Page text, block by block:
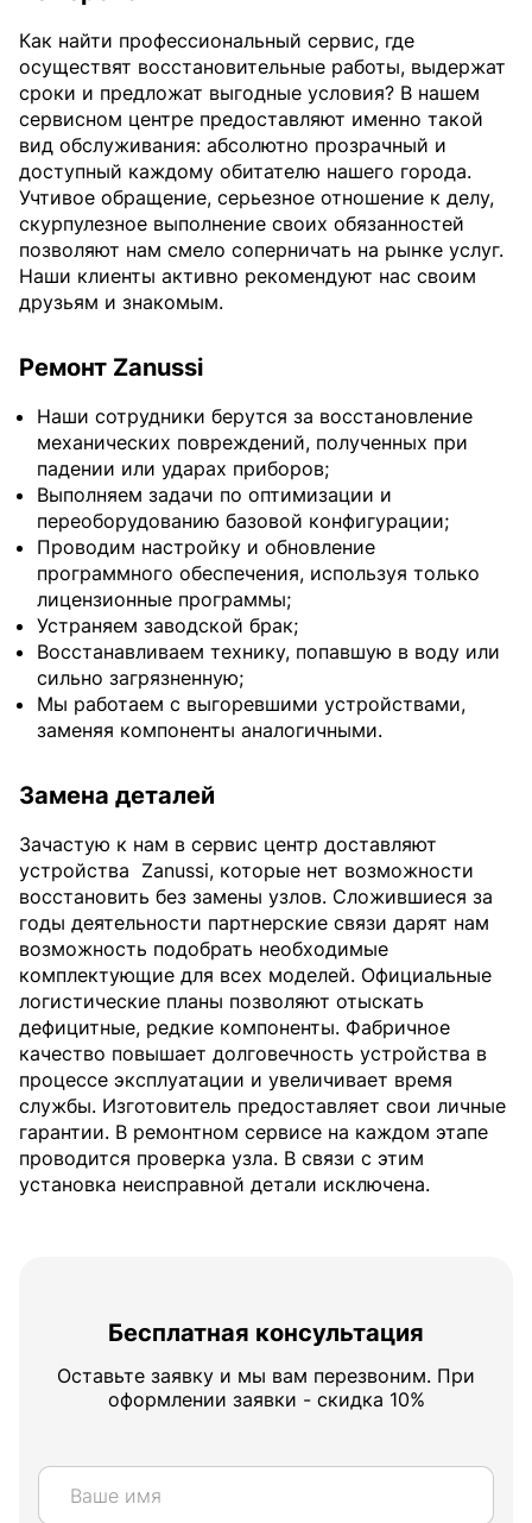
Как найти профессиональный сервис, где
осуществят восстановительные работы, выдержат
сроки и предложат выгодные условия? В нашем
сервисном центре предоставляют именно такой
вид обслуживания: абсолютно прозрачный и
доступный каждому обитателю нашего города.
Учтивое обращение, серьезное отношение к делу,
скурпулезное выполнение своих обязанностей
позволяют нам смело соперничать на рынке услуг.
Наши клиенты активно рекомендуют нас своим
друзьям и знакомым.
Ремонт Zanussi
Наши сотрудники берутся за восстановление
механических повреждений, полученных при
падении или ударах приборов;
Выполняем задачи по оптимизации и
переоборудованию базовой конфигурации;
Проводим настройку и обновление
программного обеспечения, используя только
лицензионные программы;
Устраняем заводской брак;
Восстанавливаем технику, попавшую в воду или
сильно загрязненную;
Мы работаем с выгоревшими устройствами,
заменяя компоненты аналогичными.
Замена деталей
Зачастую к нам в сервис центр доставляют
устройства Zanussi, которые нет возможности
восстановить без замены узлов. Сложившиеся за
годы деятельности партнерские связи дарят нам
возможность подобрать необходимые
комплектующие для всех моделей. Официальные
логистические планы позволяют отыскать
дефицитные, редкие компоненты. Фабричное
качество повышает долговечность устройства в
процессе эксплуатации и увеличивает время
службы. Изготовитель предоставляет свои личные
гарантии. В ремонтном сервисе на каждом этапе
проводится проверка узла. В связи с этим
установка неисправной детали исключена.
Бесплатная консультация
Оставьте заявку и мы вам перезвоним. При
оформлении заявки - скидка 10%